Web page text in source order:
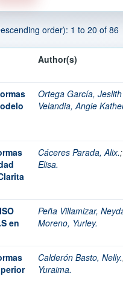
order): 1 to 20 of 86
Author(s)
Ortega García,
Velandia, Angie
Cáceres Parada, Alix.;
Elisa.
en
Peña Villamizar,
Moreno, Yurley.
Calderón Basto, Nelly.
Yuraima.